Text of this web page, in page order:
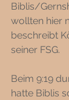
Biblis/
wollten hier
beschreibt
seiner FSG.
Beim 9:19
hatte Biblis